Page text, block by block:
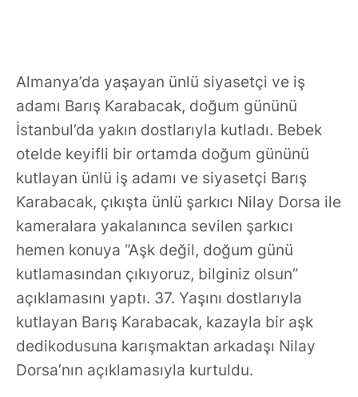
Almanya’da yaşayan ünlü siyasetçi ve iş
adamı Barış Karabacak, doğum gününü
İstanbul’da yakın dostlarıyla kutladı. Bebek
otelde keyifli bir ortamda doğum gününü
kutlayan ünlü iş adamı ve siyasetçi Barış
Karabacak, çıkışta ünlü şarkıcı Nilay Dorsa ile
kameralara yakalanınca sevilen şarkıcı
hemen konuya “Aşk değil, doğum günü
kutlamasından çıkıyoruz, bilginiz olsun”
açıklamasını yaptı. 37. Yaşını dostlarıyla
kutlayan Barış Karabacak, kazayla bir aşk
dedikodusuna karışmaktan arkadaşı Nilay
Dorsa’nın açıklamasıyla kurtuldu.